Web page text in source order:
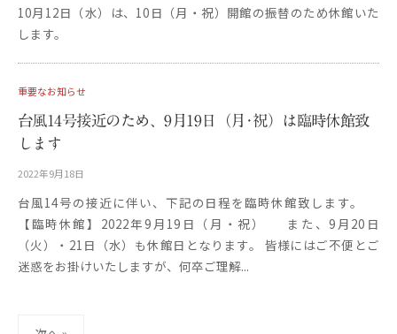
更
10月12日（水）は、10日（月・祝）開館の振替のため休館いた
します。
重要なお知らせ
台風14号接近のため、9月19日（月･祝）は臨時休館致
します
2022年9月18日
更
新
用
台風14号の接近に伴い、下記の日程を臨時休館致します。
【臨時休館】2022年9月19日（月・祝） また、9月20日
（火）・21日（水）も休館日となります。 皆様にはご不便とご
迷惑をお掛けいたしますが、何卒ご理解...